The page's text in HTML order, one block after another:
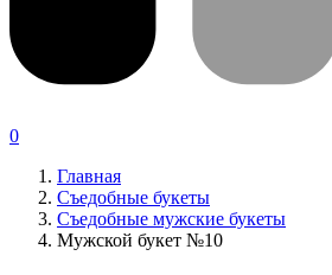
0
Главная
Съедобные букеты
Съедобные мужские букеты
Мужской букет №10